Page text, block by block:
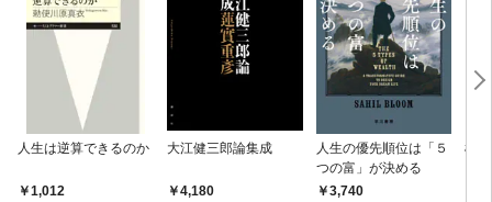
人生は逆算できるのか
1,012
大江健三郎論集成
4,180
人生の優先順位は「５
つの富」が決める
3,740
極